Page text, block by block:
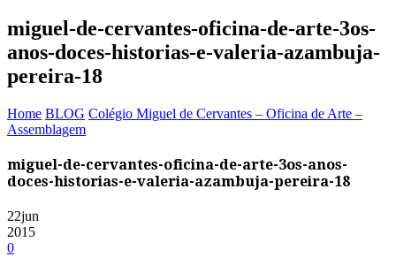
miguel-de-cervantes-oficina-de-arte-3os-
anos-doces-historias-e-valeria-azambuja-
pereira-18
Home BLOG Colégio Miguel de Cervantes – Oficina de Arte –
Assemblagem
miguel-de-cervantes-oficina-de-arte-3os-anos-
doces-historias-e-valeria-azambuja-pereira-18
22jun
2015
0